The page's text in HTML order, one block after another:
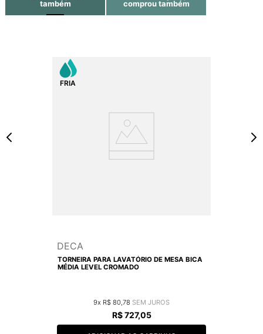
também
comprou também
DECA
TORNEIRA PARA LAVATÓRIO DE MESA BICA
MÉDIA LEVEL CROMADO
9 R$ 80 78
R$ 727,05